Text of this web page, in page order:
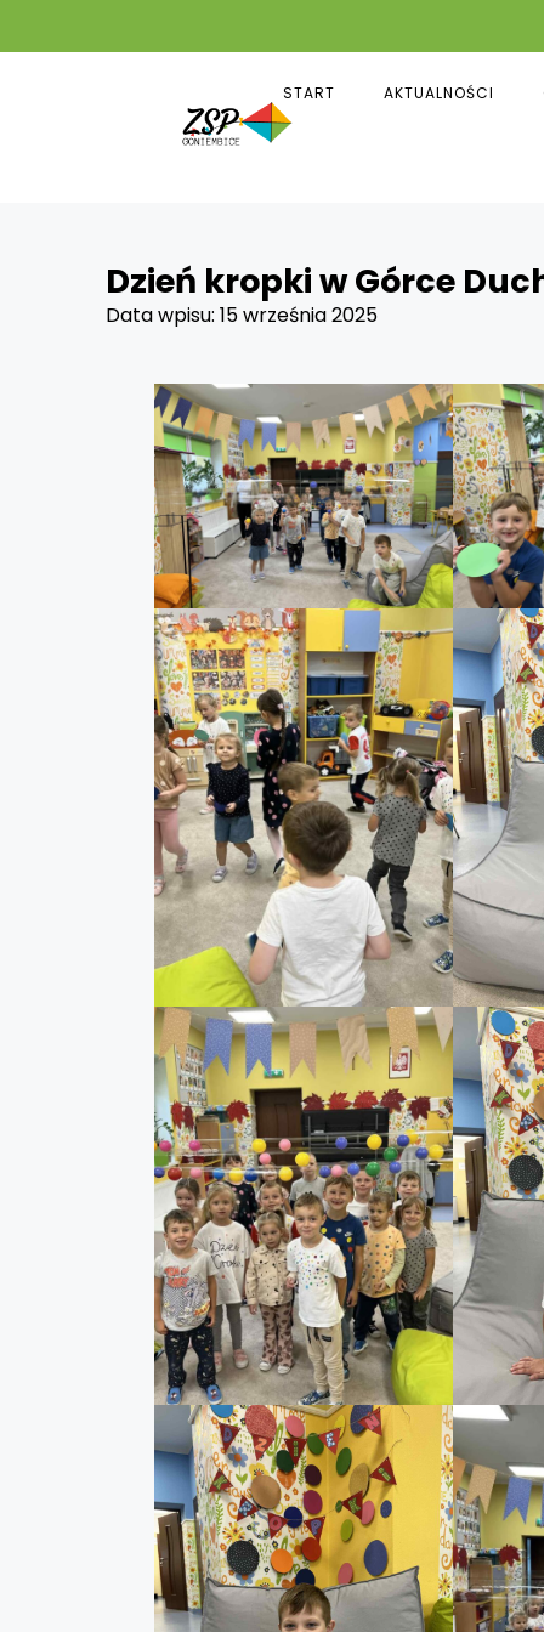
START AKTUALNOŚCI
Dzień kropki w Górce
Data wpisu:15 września 2025